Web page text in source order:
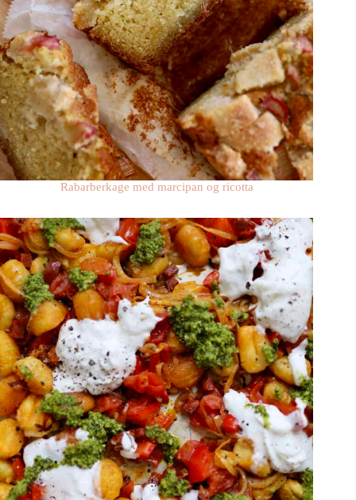
Rabarberkage med marcipan og ricotta